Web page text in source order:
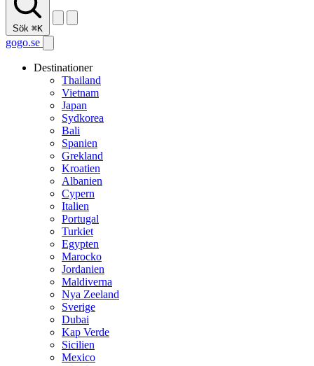
Sök ⌘K
gogo.se
Destinationer
Thailand
Vietnam
Japan
Sydkorea
Bali
Spanien
Grekland
Kroatien
Albanien
Cypern
Italien
Portugal
Turkiet
Egypten
Marocko
Jordanien
Maldiverna
Nya Zeeland
Sverige
Dubai
Kap Verde
Sicilien
Mexico